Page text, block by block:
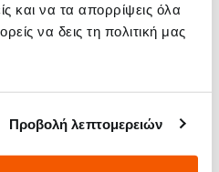
και να τα απορρίψεις όλα
να δεις τη πολιτική μας
Προβολή λεπτομερειών